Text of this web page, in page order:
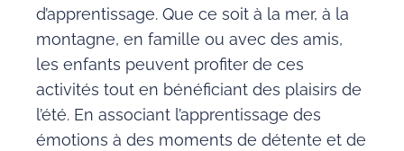
d’apprentissage. Que ce soit à la mer, à la
montagne, en famille ou avec des amis,
les enfants peuvent profiter de ces
activités tout en bénéficiant des plaisirs de
l’été. En associant l’apprentissage des
émotions à des moments de détente et de